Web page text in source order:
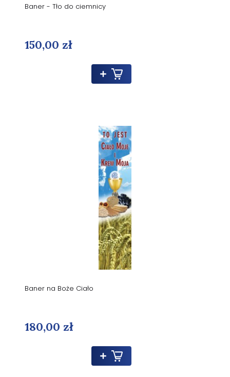
Baner - Tło do ciemnicy
150,00 zł
Baner na Boże Ciało
180,00 zł